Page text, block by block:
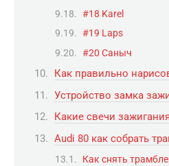
#18 Karel
#19 Laps
#20 Саныч
Как правильно
Устройство замка
Какие свечи
Audi 80 как собрать
Как снять